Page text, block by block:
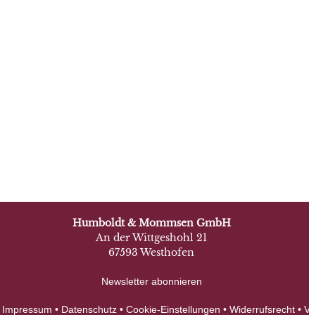
Humboldt & Mommsen GmbH
An der Wittgeshohl 21
67593 Westhofen
Newsletter abonnieren
Impressum • Datenschutz• Cookie-Einstellungen • Widerrufsrecht•